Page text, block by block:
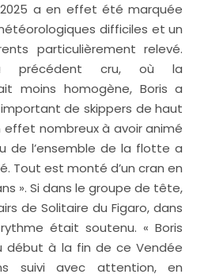
a en effet été marquée
difficiles et un
particulièrement relevé.
précédent cru, où la
moins homogène, Boris a
de skippers de haut
effet nombreux à avoir animé
Tout est monté d’un cran en
». Si dans le groupe de tête,
de Solitaire du Figaro, dans
était soutenu. « Boris
début à la fin de ce Vendée
suivi avec attention, en